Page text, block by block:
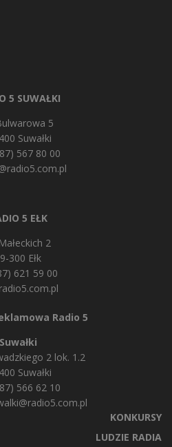
5 SUWAŁKI
5
Suwałki
567 80 00
5 EŁK
2
300 Ełk
621 59 00
Radio 5
Suwałki
2 lok. 1.2
Suwałki
566 62 10
KONKURSY
LUDZIE RADIA